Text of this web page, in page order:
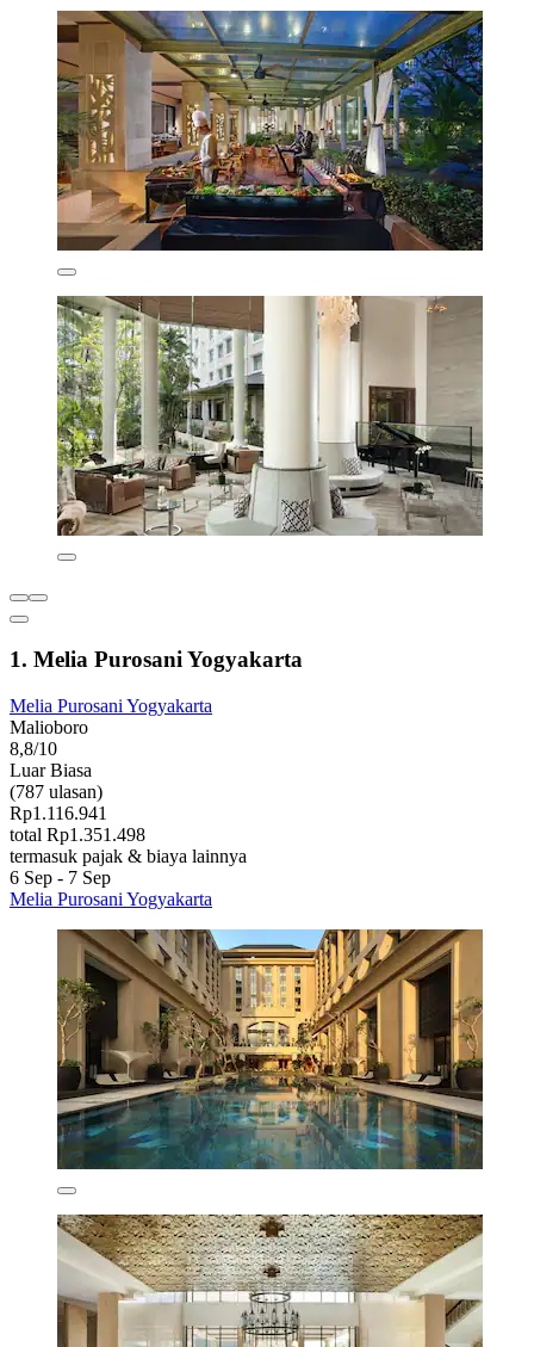
1. Melia Purosani Yogyakarta
Melia Purosani Yogyakarta
Malioboro
8,8/10
Luar Biasa
(787 ulasan)
Rp1.116.941
total Rp1.351.498
termasuk pajak & biaya lainnya
6 Sep - 7 Sep
Melia Purosani Yogyakarta